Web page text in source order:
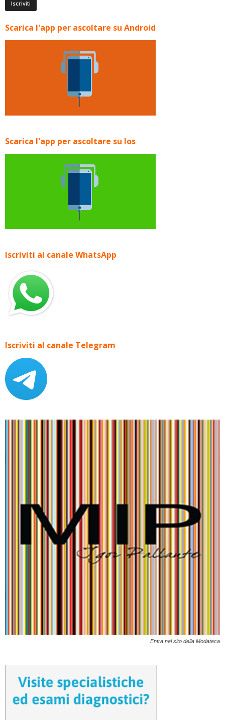
Scarica l'app per ascoltare su Android
Scarica l'app per ascoltare su Ios
Iscriviti al canale WhatsApp
Iscriviti al canale Telegram
Entra nel sito della Modateca